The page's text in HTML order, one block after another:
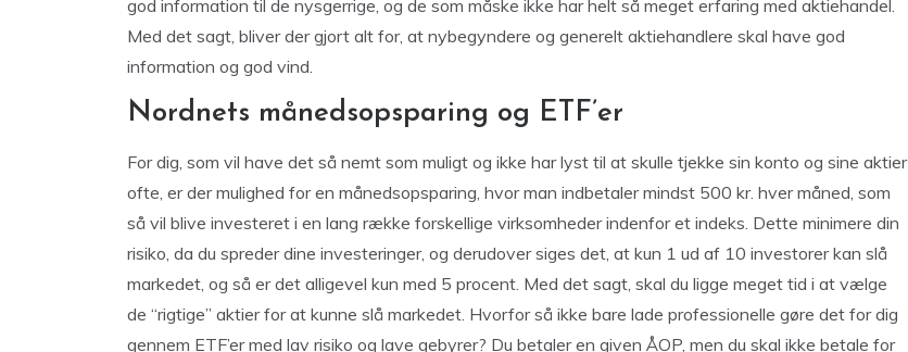
god information til de nysgerrige, og de som måske ikke har helt så meget erfaring med aktiehandel.
Med det sagt, bliver der gjort alt for, at nybegyndere og generelt aktiehandlere skal have god
information og god vind.
Nordnets månedsopsparing og ETF’er
For dig, som vil have det så nemt som muligt og ikke har lyst til at skulle tjekke sin konto og sine aktier
ofte, er der mulighed for en månedsopsparing, hvor man indbetaler mindst 500 kr. hver måned, som
så vil blive investeret i en lang række forskellige virksomheder indenfor et indeks. Dette minimere din
risiko, da du spreder dine investeringer, og derudover siges det, at kun 1 ud af 10 investorer kan slå
markedet, og så er det alligevel kun med 5 procent. Med det sagt, skal du ligge meget tid i at vælge
de “rigtige” aktier for at kunne slå markedet. Hvorfor så ikke bare lade professionelle gøre det for dig
gennem ETF’er med lav risiko og lave gebyrer? Du betaler en given ÅOP, men du skal ikke betale for